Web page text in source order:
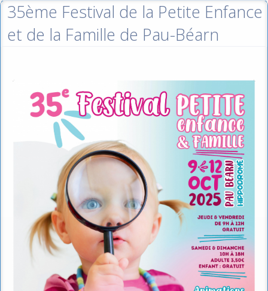
35ème Festival de la Petite Enfance
et de la Famille de Pau-Béarn